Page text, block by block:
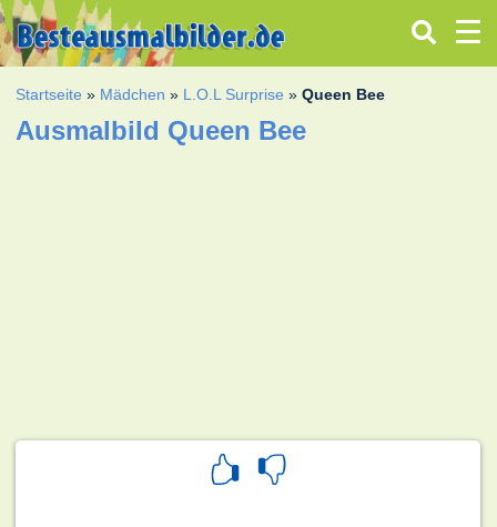
Startseite » Mädchen » L.O.L Surprise »Queen Bee
Ausmalbild Queen Bee